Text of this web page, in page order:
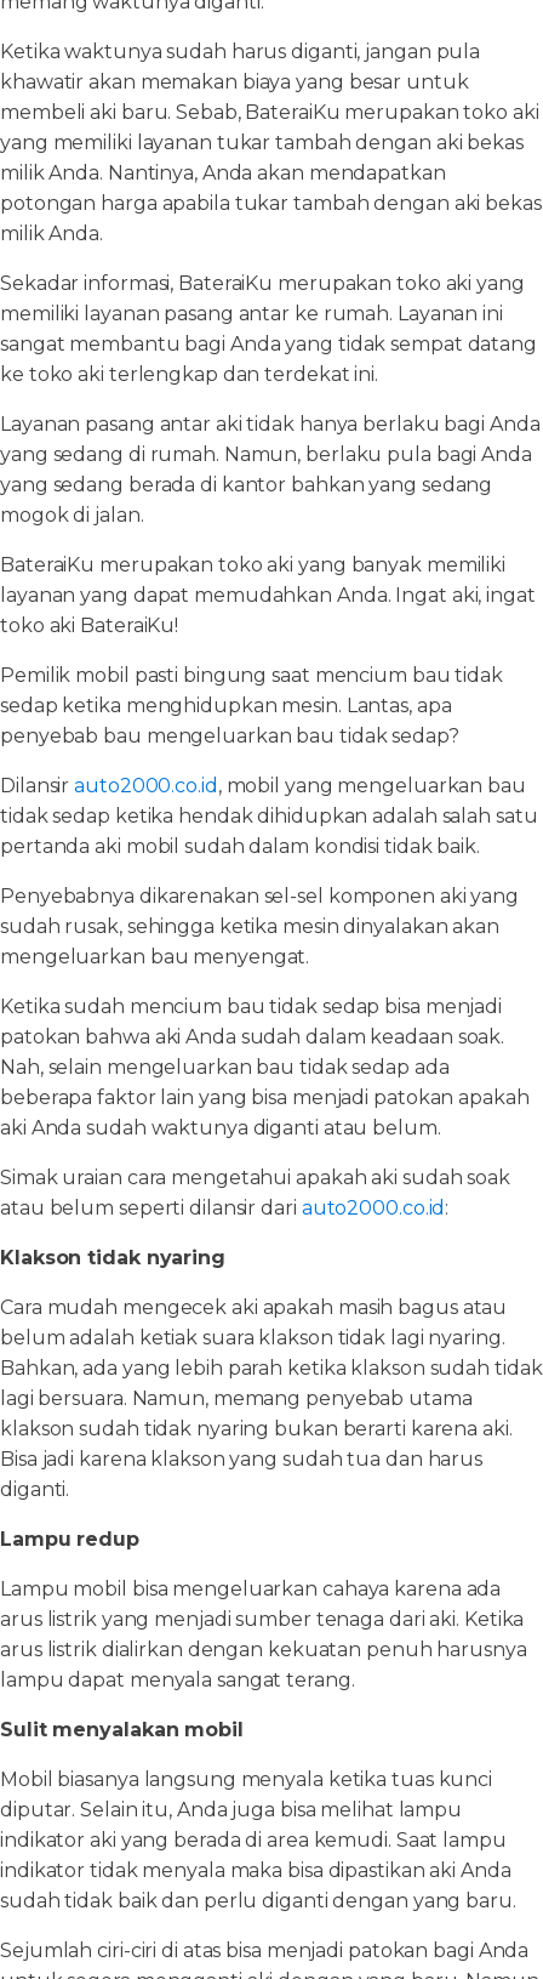
Ketika waktunya sudah harus diganti, jangan pula
khawatir akan memakan biaya yang besar untuk
membeli aki baru. Sebab, BateraiKu merupakan toko aki
yang memiliki layanan tukar tambah dengan aki bekas
milik Anda. Nantinya, Anda akan mendapatkan
potongan harga apabila tukar tambah dengan aki bekas
milik Anda.
Sekadar informasi, BateraiKu merupakan toko aki yang
memiliki layanan pasang antar ke rumah. Layanan ini
sangat membantu bagi Anda yang tidak sempat datang
ke toko aki terlengkap dan terdekat ini.
Layanan pasang antar aki tidak hanya berlaku bagi Anda
yang sedang di rumah. Namun, berlaku pula bagi Anda
yang sedang berada di kantor bahkan yang sedang
mogok di jalan.
BateraiKu merupakan toko aki yang banyak memiliki
layanan yang dapat memudahkan Anda. Ingat aki, ingat
toko aki BateraiKu!
Pemilik mobil pasti bingung saat mencium bau tidak
sedap ketika menghidupkan mesin. Lantas, apa
penyebab bau mengeluarkan bau tidak sedap?
Dilansirauto2000.co.id , mobil yang mengeluarkan bau
tidak sedap ketika hendak dihidupkan adalah salah satu
pertanda aki mobil sudah dalam kondisi tidak baik.
Penyebabnya dikarenakan sel-sel komponen aki yang
sudah rusak, sehingga ketika mesin dinyalakan akan
mengeluarkan bau menyengat.
Ketika sudah mencium bau tidak sedap bisa menjadi
patokan bahwa aki Anda sudah dalam keadaan soak.
Nah, selain mengeluarkan bau tidak sedap ada
beberapa faktor lain yang bisa menjadi patokan apakah
aki Anda sudah waktunya diganti atau belum.
Simak uraian cara mengetahui apakah aki sudah soak
atau belum seperti dilansir dari auto2000.co.id :
Klakson tidak nyaring
Cara mudah mengecek aki apakah masih bagus atau
belum adalah ketiak suara klakson tidak lagi nyaring.
Bahkan, ada yang lebih parah ketika klakson sudah tidak
lagi bersuara. Namun, memang penyebab utama
klakson sudah tidak nyaring bukan berarti karena aki.
Bisa jadi karena klakson yang sudah tua dan harus
diganti.
Lampu redup
Lampu mobil bisa mengeluarkan cahaya karena ada
arus listrik yang menjadi sumber tenaga dari aki. Ketika
arus listrik dialirkan dengan kekuatan penuh harusnya
lampu dapat menyala sangat terang.
Sulit menyalakan mobil
Mobil biasanya langsung menyala ketika tuas kunci
diputar. Selain itu, Anda juga bisa melihat lampu
indikator aki yang berada di area kemudi. Saat lampu
indikator tidak menyala maka bisa dipastikan aki Anda
sudah tidak baik dan perlu diganti dengan yang baru.
Sejumlah ciri-ciri di atas bisa menjadi patokan bagi Anda